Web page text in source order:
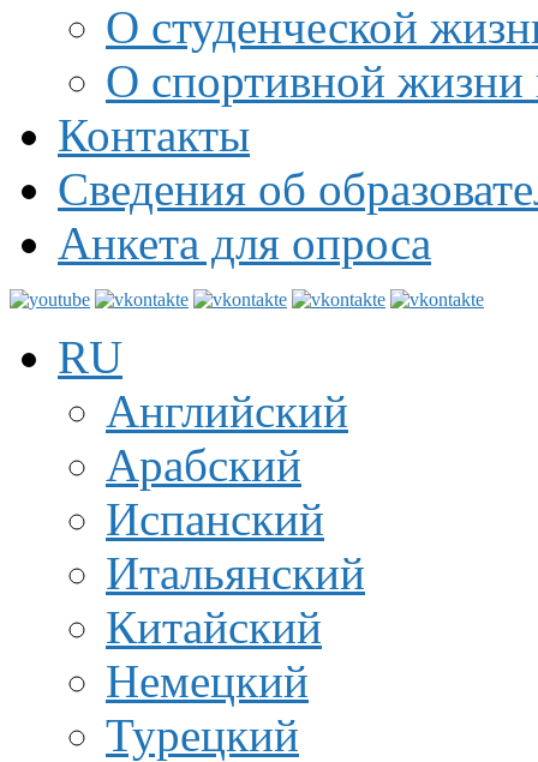
О студенческой
О спортивной жизни
Контакты
Сведения об
Анкета для опроса
RU
Английский
Арабский
Испанский
Итальянский
Китайский
Немецкий
Турецкий